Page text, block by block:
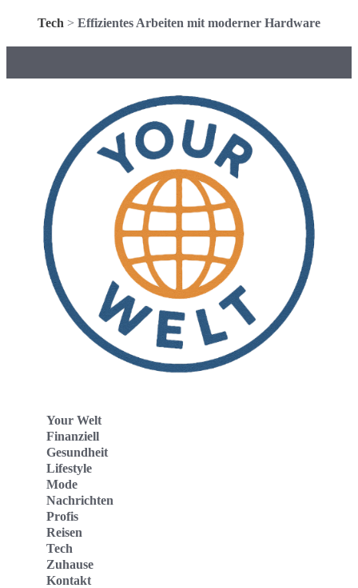
Tech > Effizientes Arbeiten mit moderner Hardware
Your Welt
Finanziell
Gesundheit
Lifestyle
Mode
Nachrichten
Profis
Reisen
Tech
Zuhause
Kontakt